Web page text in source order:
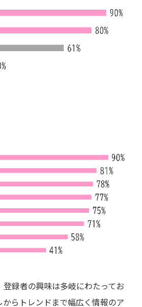
録者の興味は多岐にわたってお
からトレンドまで幅広く情報のア